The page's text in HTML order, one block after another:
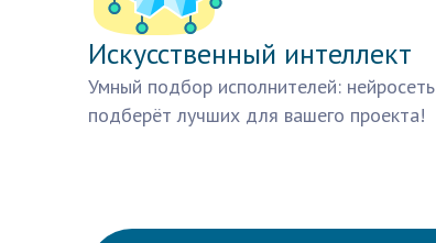
Искусственный интеллект
Умный подбор исполнителей: нейросеть
подберёт лучших для вашего проекта!